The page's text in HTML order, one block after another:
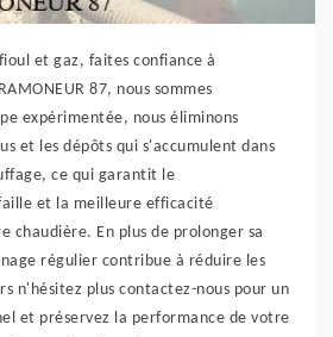
et gaz, faites confiance à
87, nous sommes
expérimentée, nous éliminons
et les dépôts qui s'accumulent dans
ce qui garantit le
et la meilleure efficacité
chaudière. En plus de prolonger sa
régulier contribue à réduire les
n'hésitez plus contactez-nous pour un
et préservez la performance de votre